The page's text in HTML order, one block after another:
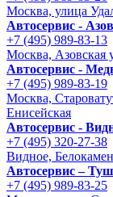
Москва, улица
Автосервис -
+7 (495) 989-83-13
Москва, Азовская
Автосервис -
+7 (495) 989-83-19
Москва,
Енисейская
Автосервис -
+7 (495) 320-27-38
Видное,
Автосервис –
+7 (495) 989-83-25